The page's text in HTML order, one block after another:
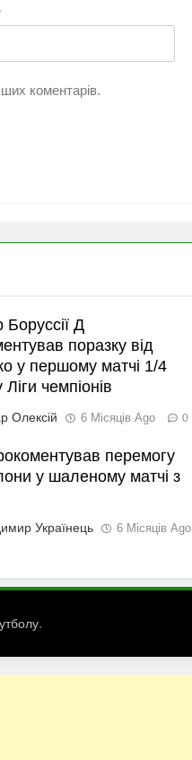
коментарів.
Боруссії Д
поразку від
у першому матчі 1/4
чемпіонів
Олексій 6 Місяців Ago 0
перемогу
у шаленому матчі з
Українець 6 Місяців Ago
.